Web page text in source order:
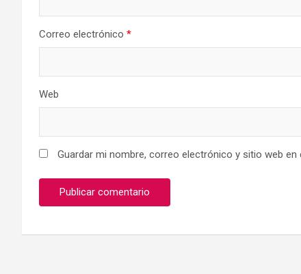
Correo electrónico *
Web
Guardar mi nombre, correo electrónico y sitio web